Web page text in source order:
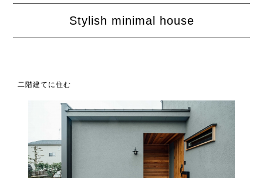
Stylish minimal house
二階建てに住む